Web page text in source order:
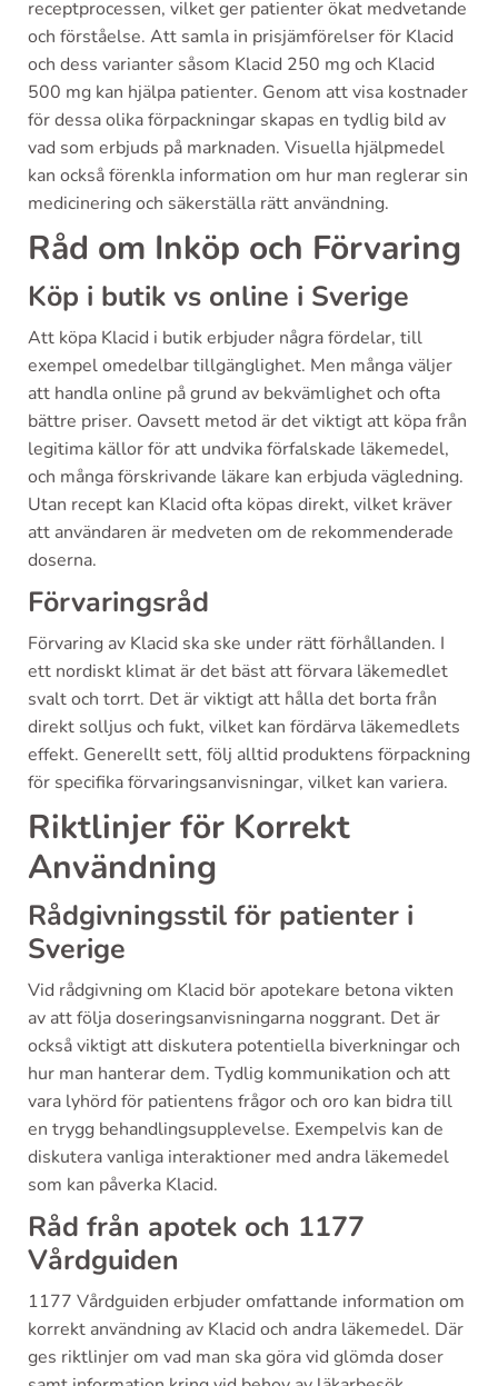
receptprocessen, vilket ger patienter ökat medvetande
och förståelse. Att samla in prisjämförelser för Klacid
och dess varianter såsom Klacid 250 mg och Klacid
500 mg kan hjälpa patienter. Genom att visa kostnader
för dessa olika förpackningar skapas en tydlig bild av
vad som erbjuds på marknaden. Visuella hjälpmedel
kan också förenkla information om hur man reglerar sin
medicinering och säkerställa rätt användning.
Råd om Inköp och Förvaring
Köp i butik vs online i Sverige
Att köpa Klacid i butik erbjuder några fördelar, till
exempel omedelbar tillgänglighet. Men många väljer
att handla online på grund av bekvämlighet och ofta
bättre priser. Oavsett metod är det viktigt att köpa från
legitima källor för att undvika förfalskade läkemedel,
och många förskrivande läkare kan erbjuda vägledning.
Utan recept kan Klacid ofta köpas direkt, vilket kräver
att användaren är medveten om de rekommenderade
doserna.
Förvaringsråd
Förvaring av Klacid ska ske under rätt förhållanden. I
ett nordiskt klimat är det bäst att förvara läkemedlet
svalt och torrt. Det är viktigt att hålla det borta från
direkt solljus och fukt, vilket kan fördärva läkemedlets
effekt. Generellt sett, följ alltid produktens förpackning
för specifika förvaringsanvisningar, vilket kan variera.
Riktlinjer för Korrekt
Användning
Rådgivningsstil för patienter i
Sverige
Vid rådgivning om Klacid bör apotekare betona vikten
av att följa doseringsanvisningarna noggrant. Det är
också viktigt att diskutera potentiella biverkningar och
hur man hanterar dem. Tydlig kommunikation och att
vara lyhörd för patientens frågor och oro kan bidra till
en trygg behandlingsupplevelse. Exempelvis kan de
diskutera vanliga interaktioner med andra läkemedel
som kan påverka Klacid.
Råd från apotek och 1177
Vårdguiden
1177 Vårdguiden erbjuder omfattande information om
korrekt användning av Klacid och andra läkemedel. Där
ges riktlinjer om vad man ska göra vid glömda doser